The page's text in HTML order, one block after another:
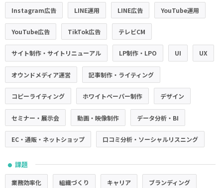
Instagram広告 LINE運用 LINE広告 YouTube運用
YouTube広告 TikTok広告 テレビCM
サイト制作・サイトリニューアル LP制作・LPO UI UX
オウンドメディア運営 記事制作・ライティング
コピーライティング ホワイトペーパー制作 デザイン
セミナー・展示会 動画・映像制作 データ分析・BI
EC・通販・ネットショップ 口コミ分析・ソーシャルリスニング
● 課題
業務効率化 組織づくり キャリア ブランディング